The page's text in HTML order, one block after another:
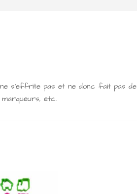
s’effrite pas et ne donc fait pas de
etc.